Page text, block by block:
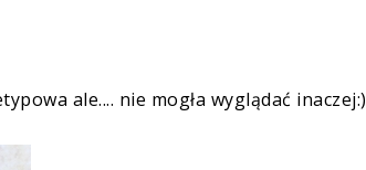
ale.... nie mogła wyglądać inaczej:)